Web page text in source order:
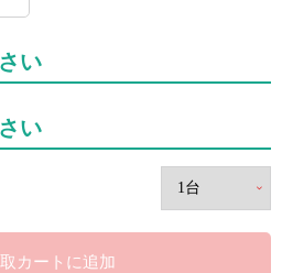
い
い
カートに追加